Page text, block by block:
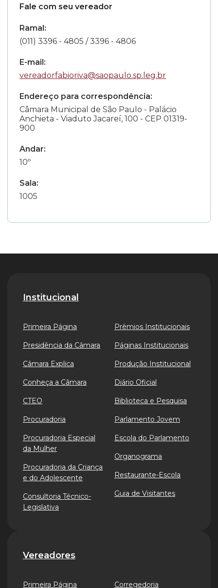
Fale com seu vereador
Ramal:
(011) 3396 - 4805 / 3396 - 4806
E-mail:
vereadorfabioriva@saopaulo.sp.leg.br
Endereço para correspondência:
Câmara Municipal de São Paulo - Palácio
Anchieta - Viaduto Jacareí, 100 - CEP 01319-
900
Andar:
10º
Sala:
1005
Institucional
Primeira Página
Presidência da Câmara
Câmara Explica
Conheça a Câmara
CTEO
Procuradoria
Procuradoria Especial
da Mulher
Procuradoria da Criança
e do Adolescente
Consultoria Técnico-
Legislativa
Prêmios Institucionais
Páginas Institucionais
Produção Institucional
Diário Oficial
Biblioteca e Pesquisa
Parlamento Jovem
Escola do Parlamento
Organograma
Restaurante-Escola
Guia de Visitantes
Vereadores
Primeira Página Corregedoria